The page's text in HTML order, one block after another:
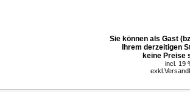
Sie können als Gast
Ihrem derzeitigen
keine Preise
incl. 19
exkl.